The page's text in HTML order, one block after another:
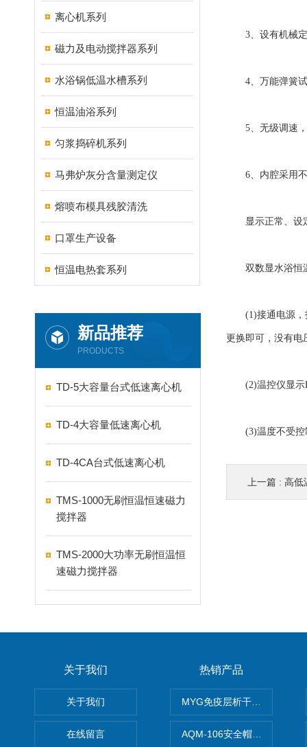
离心机系列
磁力及电动搅拌器系列
水浴锅低温水槽系列
恒温油浴系列
匀浆捣碎机系列
马弗炉灰分含量测定仪
熔喷布模具残胶清洗
口罩生产设备
恒温电热套系列
新品推荐
PRODUCTS
TD-5大容量台式低速离心机
TD-4大容量低速离心机
TD-4CA台式低速离心机
TMS-1000无刷恒温恒速磁力
搅拌器
TMS-2000大功率无刷恒温恒
速磁力搅拌器
3、设有机械定
4、万能弹簧试
5、无级调速，
6、内腔采用不
显示正常、设
双数显水浴恒
(1)接通电源，打
更换即可，没有电
(2)温控仪显示
(3)温度不受控
上一篇 : 高低
关于我们
关于我们
在线留言
热销产品
MYG免疫层析干燥箱
AQM-106安全帽高温预处理